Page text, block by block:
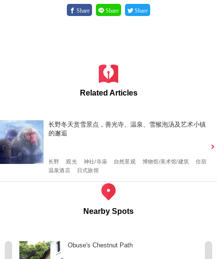
Share Share Share
Related Articles
长野冬天赏雪景点，善光寺、温泉、雪猴泡汤及艺术小镇
的邂逅
长野 观光 神社/寺庙 自然景观 博物馆/美术馆/建筑
住宿
温泉酒店
日式旅馆
Nearby Spots
Obuse's Chestnut Path